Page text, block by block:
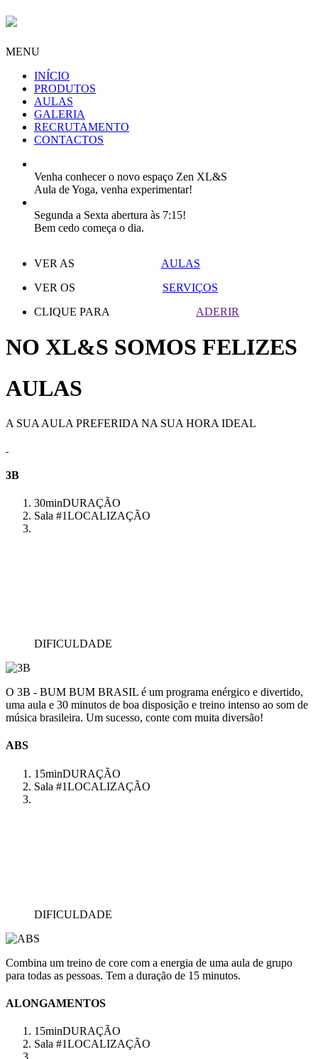
MENU
INÍCIO
PRODUTOS
AULAS
GALERIA
RECRUTAMENTO
CONTACTOS
Venha conhecer o novo espaço Zen XL&S
Aula de Yoga, venha experimentar!
Segunda a Sexta abertura às 7:15!
Bem cedo começa o dia.
VER AS
AULAS
VER OS
SERVIÇOS
CLIQUE PARA
ADERIR
NO XL&S SOMOS FELIZES
AULAS
A SUA AULA PREFERIDA NA SUA HORA IDEAL
3B
30minDURAÇÃO
Sala #1LOCALIZAÇÃO
DIFICULDADE
O 3B - BUM BUM BRASIL é um programa enérgico e divertido,
uma aula e 30 minutos de boa disposição e treino intenso ao som de
música brasileira. Um sucesso, conte com muita diversão!
ABS
15minDURAÇÃO
Sala #1LOCALIZAÇÃO
DIFICULDADE
Combina um treino de core com a energia de uma aula de grupo
para todas as pessoas. Tem a duração de 15 minutos.
ALONGAMENTOS
15minDURAÇÃO
Sala #1LOCALIZAÇÃO